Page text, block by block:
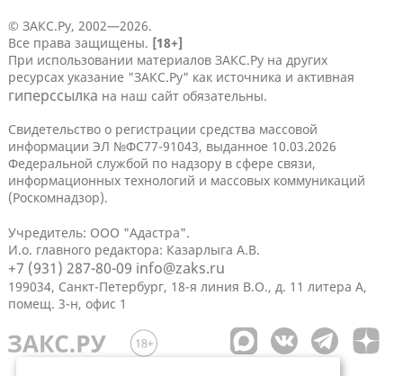
© ЗАКС.Ру, 2002—2026.
Все права защищены. [18+]
При использовании материалов ЗАКС.Ру на других
ресурсах указание "ЗАКС.Ру" как источника и активная
гиперссылка на наш сайт обязательны.
Свидетельство о регистрации средства массовой
информации ЭЛ №ФС77-91043, выданное 10.03.2026
Федеральной службой по надзору в сфере связи,
информационных технологий и массовых коммуникаций
(Роскомнадзор).
Учредитель: ООО "Адастра".
И.о. главного редактора: Казарлыга А.В.
+7 (931) 287-80-09 info@zaks.ru
199034, Санкт-Петербург, 18-я линия В.О., д. 11 литера А,
помещ. 3-н, офис 1